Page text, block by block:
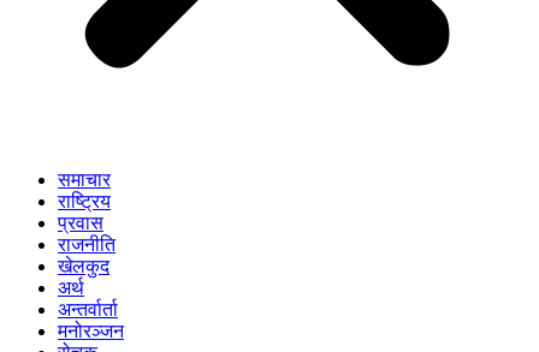
समाचार
राष्ट्रिय
प्रवास
राजनीति
खेलकुद
अर्थ
अन्तर्वार्ता
मनोरञ्जन